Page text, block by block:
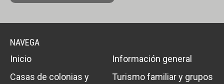
NAVEGA
Inicio
Información general
Casas de colonias y
Turismo familiar y grupos